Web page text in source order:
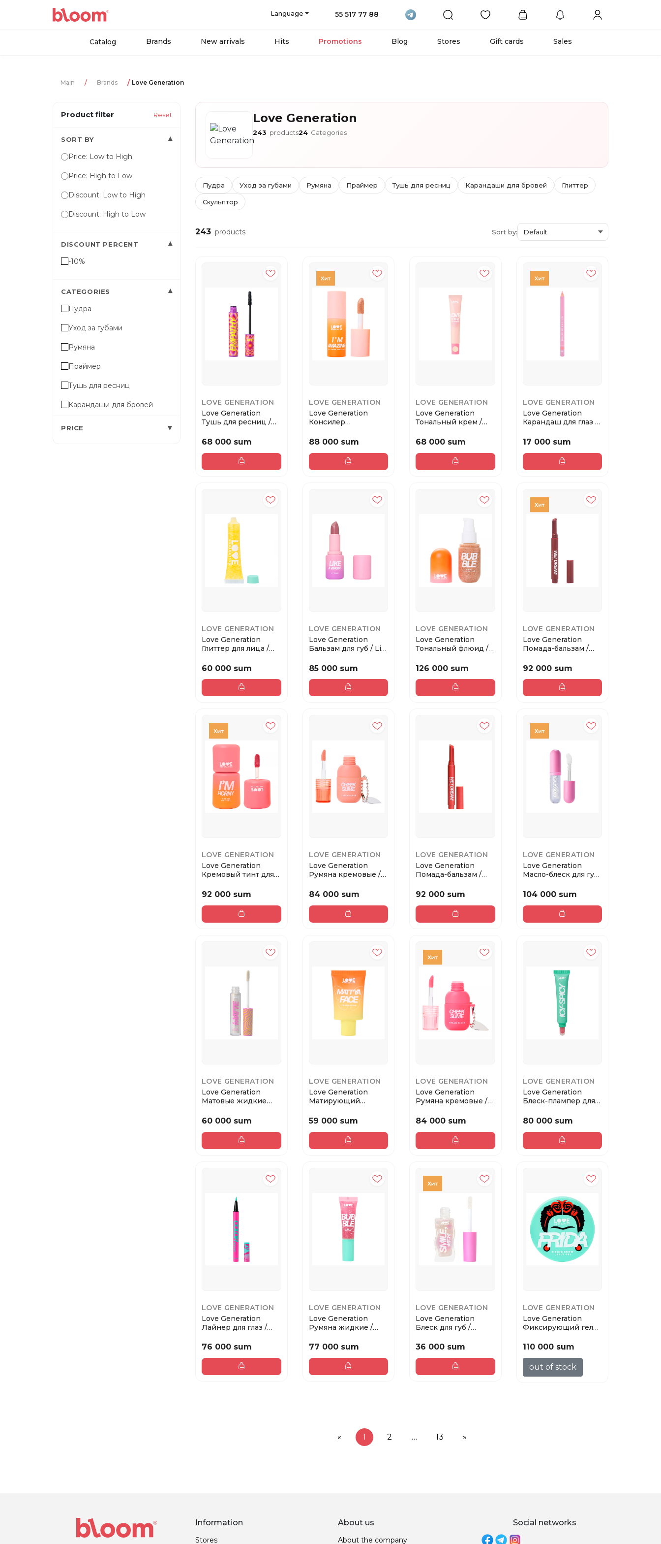
Language 55 517 77 88
Catalog Brands New arrivals Hits Promotions Blog Stores Gift cards Sales
Main Brands Love Generation
Product filter Reset
SORT BY ▾
Price: Low to High
Price: High to Low
Discount: Low to High
Discount: High to Low
DISCOUNT PERCENT ▾
-10%
CATEGORIES ▾
Пудра
Уход за губами
Румяна
Праймер
Тушь для ресниц
Карандаши для бровей
Глиттер
PRICE ▾
Love Generation
243 products24 Categories
Пудра Уход за губами Румяна Праймер Тушь для ресниц Карандаши для бровей Глиттер
Скульптор
243 products Sort by:
LOVE GENERATION
Love Generation
Тушь для ресниц /
68 000 sum
LOVE GENERATION
Love Generation
Консилер
Full Cove...
88 000 sum
LOVE GENERATION
Love Generation
Тональный крем /
68 000 sum
LOVE GENERATION
Love Generation
Карандаш для глаз /
17 000 sum
LOVE GENERATION
Love Generation
Глиттер для лица /
60 000 sum
LOVE GENERATION
Love Generation
Бальзам для губ / Lip
85 000 sum
LOVE GENERATION
Love Generation
Тональный флюид /
126 000 sum
LOVE GENERATION
Love Generation
Помада-бальзам /
92 000 sum
LOVE GENERATION
Love Generation
Кремовый тинт для
92 000 sum
LOVE GENERATION
Love Generation
Румяна кремовые /
84 000 sum
LOVE GENERATION
Love Generation
Помада-бальзам /
92 000 sum
LOVE GENERATION
Love Generation
Масло-блеск для губ
104 000 sum
LOVE GENERATION
Love Generation
Матовые жидкие
60 000 sum
LOVE GENERATION
Love Generation
Матирующий
экстра...
59 000 sum
LOVE GENERATION
Love Generation
Румяна кремовые /
84 000 sum
LOVE GENERATION
Love Generation
Блеск-плампер для
80 000 sum
LOVE GENERATION
Love Generation
Лайнер для глаз /
76 000 sum
LOVE GENERATION
Love Generation
Румяна жидкие /
77 000 sum
LOVE GENERATION
Love Generation
Блеск для губ /
36 000 sum
LOVE GENERATION
Love Generation
Фиксирующий гель-
110 000 sum
out of stock
« 1 2 … 13 »
Information
Stores
About us
About the company
Social networks